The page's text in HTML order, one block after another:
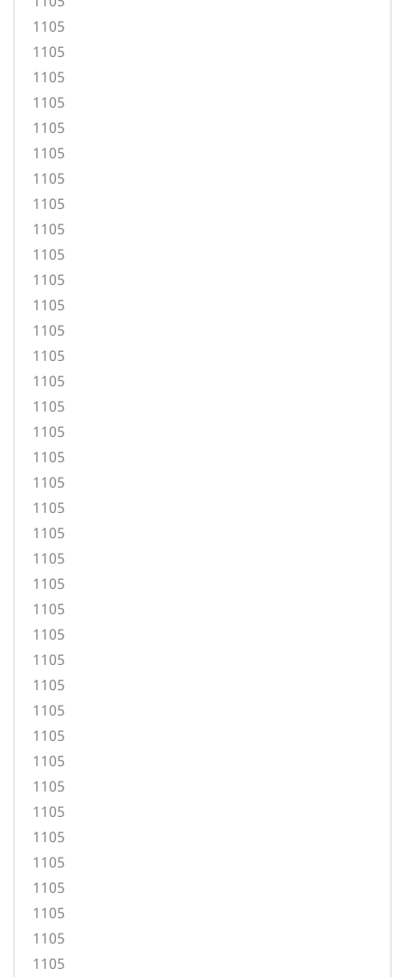
1105
1105
1105
1105
1105
1105
1105
1105
1105
1105
1105
1105
1105
1105
1105
1105
1105
1105
1105
1105
1105
1105
1105
1105
1105
1105
1105
1105
1105
1105
1105
1105
1105
1105
1105
1105
1105
1105